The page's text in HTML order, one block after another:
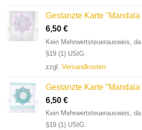
Gestanzte Karte "Mandala
6,50 €
Kein Mehrwertsteuerausweis,
§19 (1) UStG.
zzgl. Versandkosten
Gestanzte Karte "Mandala
6,50 €
Kein Mehrwertsteuerausweis,
§19 (1) UStG.